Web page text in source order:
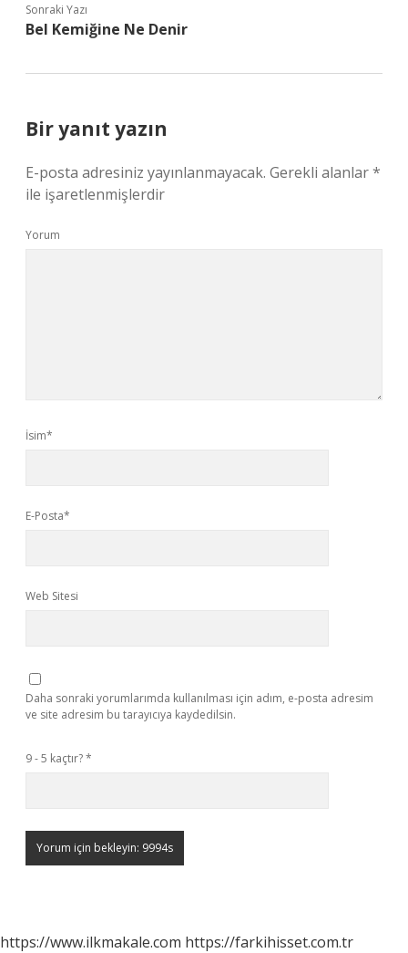
Sonraki Yazı
Bel Kemiğine Ne Denir
Bir yanıt yazın
E-posta adresiniz yayınlanmayacak. Gerekli alanlar*
ile işaretlenmişlerdir
Yorum
İsim*
E-Posta*
Web Sitesi
Daha sonraki yorumlarımda kullanılması için adım, e-posta adresim
ve site adresim bu tarayıcıya kaydedilsin.
9 - 5 kaçtır?*
https://www.ilkmakale.com https://farkihisset.com.tr